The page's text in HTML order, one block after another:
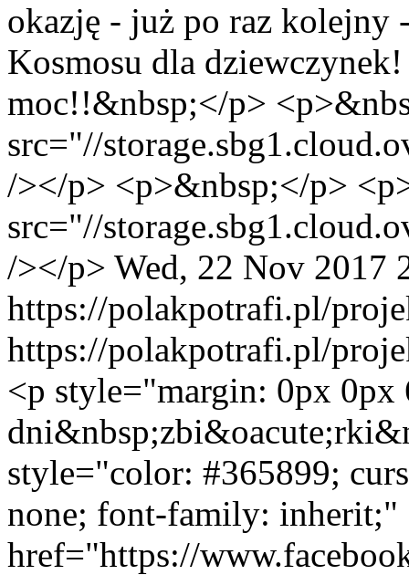
okazję - już po raz kolejny
Kosmosu dla
moc!!&nbsp;</p>
src="//
/></p> <p>&nbsp;</p>
src="//
/></p> Wed, 22 Nov 2017
https://polakpotrafi.pl/
https://polakpotrafi.pl/
<p style="margin: 0px
style="color: #365899;
none; font-family: inherit;"
href="https://